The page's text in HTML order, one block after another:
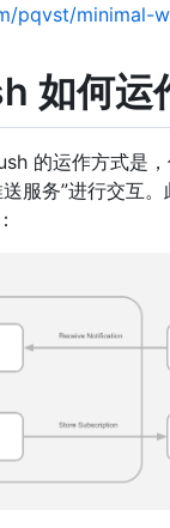
pqvst/minimal-
如何运
的运作方式是
服务”进行交互